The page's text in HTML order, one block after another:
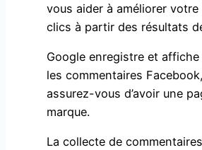
vous aider à améliorer votre
clics à partir des résultats
Google enregistre et affiche
les commentaires
assurez-vous d’avoir une
marque.
La collecte de